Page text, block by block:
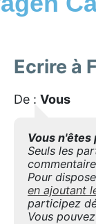
Ecrire à
De : Vous
Vous n'êtes
Seuls les
Pour
en ajoutant
participez
Vous